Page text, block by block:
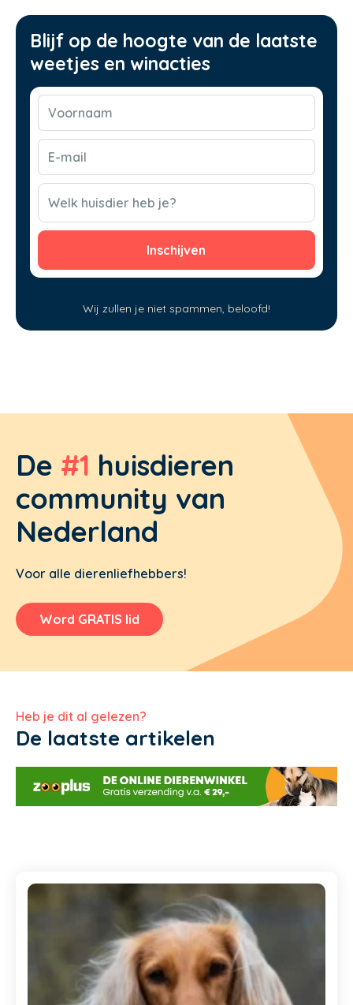
Blijf op de hoogte van de laatste
weetjes en winacties
Voornaam
E-
mail
(Vereist)
CAPTCHA
Welk huisdier heb je?
Wij zullen je niet spammen, beloofd!
De #1 huisdieren
community van
Nederland
Voor alle dierenliefhebbers!
Word GRATIS lid
Heb je dit al gelezen?
De laatste artikelen